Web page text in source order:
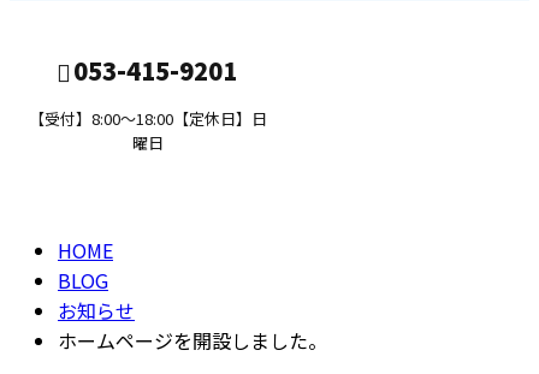
053-415-9201
【受付】8:00～18:00【定休日】日
曜日
HOME
BLOG
お知らせ
ホームページを開設しました。